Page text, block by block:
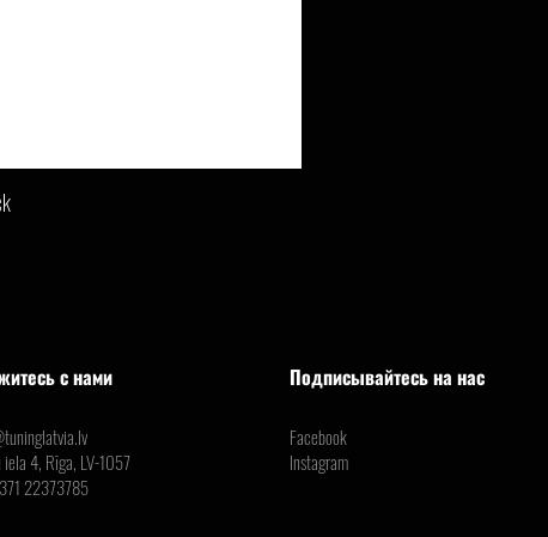
с нами
iela 4, Rīga, LV-1057
22373785
Подписывайтесь на нас
Facebook
Instagram